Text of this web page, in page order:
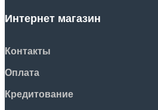
Интернет магазин
Контакты
Оплата
Кредитование